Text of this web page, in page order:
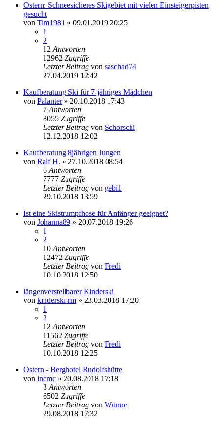
Ostern: Schneesicheres Skigebiet mit vielen Einsteigerpisten
gesucht
von Tim1981 » 09.01.2019 20:25
1
2
12 Antworten
12962 Zugriffe
Letzter Beitrag von saschad74
27.04.2019 12:42
Kaufberatung Ski für 7-jähriges Mädchen
von Palanter» 20.10.2018 17:43
7 Antworten
8055 Zugriffe
Letzter Beitrag von Schorschi
12.12.2018 12:02
Kaufberatung 8jährigen Jungen
von Ralf H. » 27.10.2018 08:54
6 Antworten
7777 Zugriffe
Letzter Beitrag von gebi1
29.10.2018 13:59
Ist eine Skistrumpfhose für Anfänger geeignet?
von Johanna89 » 20.07.2018 19:26
1
2
10 Antworten
12472 Zugriffe
Letzter Beitrag von Fredi
10.10.2018 12:50
längenverstellbarer Kinderski
von kinderski-rm » 23.03.2018 17:20
1
2
12 Antworten
11562 Zugriffe
Letzter Beitrag von Fredi
10.10.2018 12:25
Ostern - Berghotel Rudolfshütte
von incmc » 20.08.2018 17:18
3 Antworten
6502 Zugriffe
Letzter Beitrag von Wünne
29.08.2018 17:32